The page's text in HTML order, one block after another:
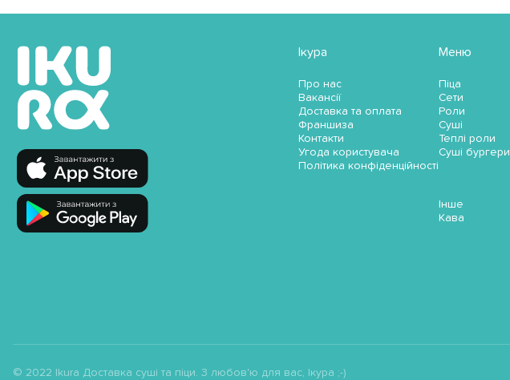
Ікура
Про нас
Вакансії
Доставка та оплата
Франшиза
Контакти
Угода користувача
Політика конфіденційності
Меню
Піца
Сети
Роли
Суші
Теплі роли
Суші бургери
Інше
Кава
© 2022 Ikura Доставка суші та піци. З любов'ю для вас, Ікура ;-)